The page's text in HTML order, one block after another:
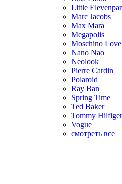
Little
Marc Jacobs
Max Mara
Megapolis
Moschino Love
Nano Nao
Neolook
Pierre Cardin
Polaroid
Ray Ban
Spring Time
Ted Baker
Tommy Hilfiger
Vogue
смотреть все